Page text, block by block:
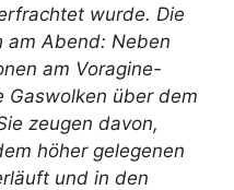
wurde. Die
Abend: Neben
am Voragine-
Gaswolken über dem
zeugen davon,
höher gelegenen
und in den